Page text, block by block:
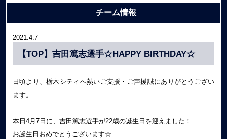
チーム情報
2021.4.7
【TOP】吉田篤志選手☆HAPPY BIRTHDAY☆
日頃より、栃木シティへ熱いご支援・ご声援誠にありがとうござい
ます。
本日4月7日に、吉田篤志選手が22歳の誕生日を迎えました！
お誕生日おめでとうございます☆